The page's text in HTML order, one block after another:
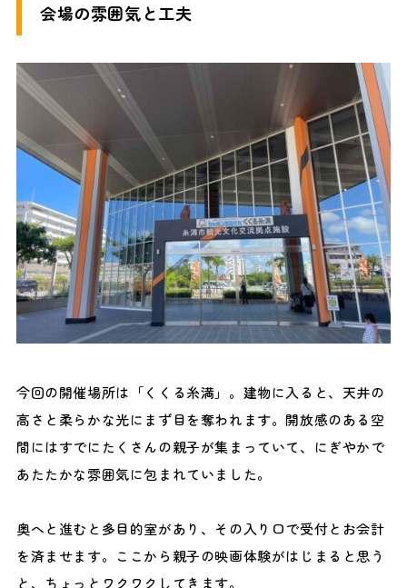
会場の雰囲気と工夫
今回の開催場所は「くくる糸満」。建物に入ると、天井の
高さと柔らかな光にまず目を奪われます。開放感のある空
間にはすでにたくさんの親子が集まっていて、にぎやかで
あたたかな雰囲気に包まれていました。
奥へと進むと多目的室があり、その入り口で受付とお会計
を済ませます。ここから親子の映画体験がはじまると思う
と、ちょっとワクワクしてきます。